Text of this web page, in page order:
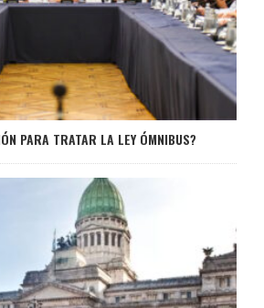
PARA TRATAR LA LEY ÓMNIBUS?